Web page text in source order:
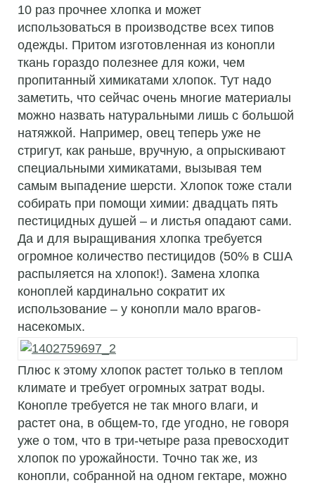
10 раз прочнее хлопка и может
использоваться в производстве всех типов
одежды. Притом изготовленная из конопли
ткань гораздо полезнее для кожи, чем
пропитанный химикатами хлопок. Тут надо
заметить, что сейчас очень многие материалы
можно назвать натуральными лишь с большой
натяжкой. Например, овец теперь уже не
стригут, как раньше, вручную, а опрыскивают
специальными химикатами, вызывая тем
самым выпадение шерсти. Хлопок тоже стали
собирать при помощи химии: двадцать пять
пестицидных душей – и листья опадают сами.
Да и для выращивания хлопка требуется
огромное количество пестицидов (50% в США
распыляется на хлопок!). Замена хлопка
коноплей кардинально сократит их
использование – у конопли мало врагов-
насекомых.
Плюс к этому хлопок растет только в теплом
климате и требует огромных затрат воды.
Конопле требуется не так много влаги, и
растет она, в общем-то, где угодно, не говоря
уже о том, что в три-четыре раза превосходит
хлопок по урожайности. Точно так же, из
конопли, собранной на одном гектаре, можно